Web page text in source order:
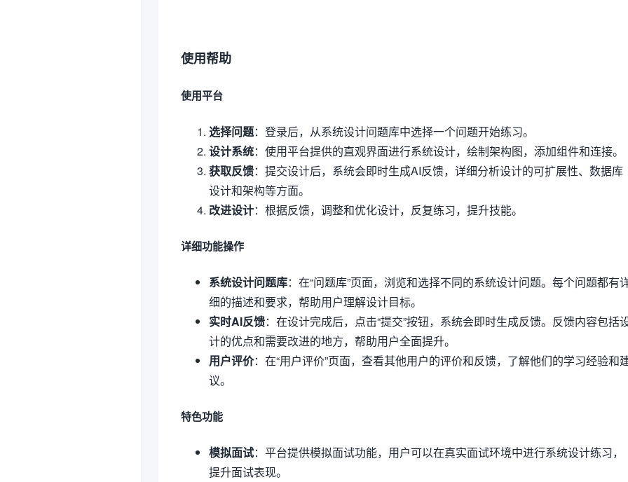
使用帮助
使用平台
选择问题：登录后，从系统设计问题库中选择一个问题开始练习。
设计系统：使用平台提供的直观界面进行系统设计，绘制架构图，添加组件和连接。
获取反馈：提交设计后，系统会即时生成AI反馈，详细分析设计的可扩展性、数据库
设计和架构等方面。
改进设计：根据反馈，调整和优化设计，反复练习，提升技能。
详细功能操作
系统设计问题库：在“问题库”页面，浏览和选择不同的系统设计问题。每个问题都有
细的描述和要求，帮助用户理解设计目标。
实时AI反馈：在设计完成后，点击“提交”按钮，系统会即时生成反馈。反馈内容包括
计的优点和需要改进的地方，帮助用户全面提升。
用户评价：在“用户评价”页面，查看其他用户的评价和反馈，了解他们的学习经验和
议。
特色功能
模拟面试：平台提供模拟面试功能，用户可以在真实面试环境中进行系统设计练习，
提升面试表现。